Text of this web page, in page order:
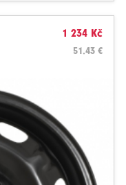
1 234 Kč
51.43 €